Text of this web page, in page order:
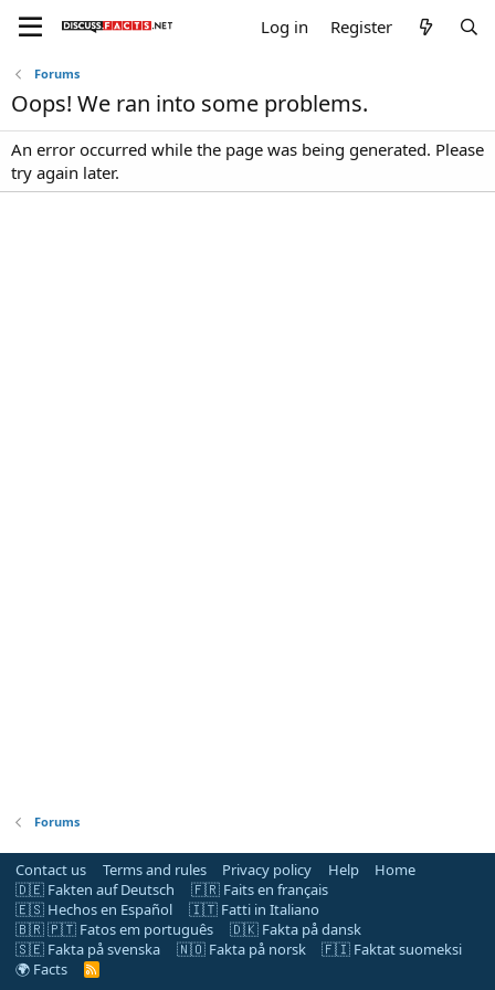
Log in Register
Forums
Oops! We ran into some problems.
An error occurred while the page was being generated. Please
try again later.
Forums
Contact us Terms and rules Privacy policy Help
Home
🇩🇪 Fakten auf Deutsch
🇫🇷 Faits en français
🇪🇸 Hechos en Español
🇮🇹 Fatti in Italiano
🇧🇷 🇵🇹 Fatos em português
🇩🇰 Fakta på dansk
🇸🇪 Fakta på svenska
🇳🇴 Fakta på norsk
🇫🇮 Faktat suomeksi
🌍 Facts
R